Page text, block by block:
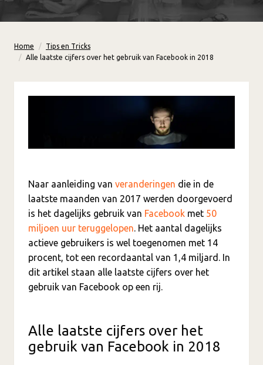
Home
Tips en Tricks
Alle laatste cijfers over het gebruik van Facebook in 2018
Naar aanleiding van veranderingen die in de
laatste maanden van 2017 werden doorgevoerd
is het dagelijks gebruik van Facebook met 50
miljoen uur teruggelopen. Het aantal dagelijks
actieve gebruikers is wel toegenomen met 14
procent, tot een recordaantal van 1,4 miljard. In
dit artikel staan alle laatste cijfers over het
gebruik van Facebook op een rij.
Alle laatste cijfers over het
gebruik van Facebook in 2018